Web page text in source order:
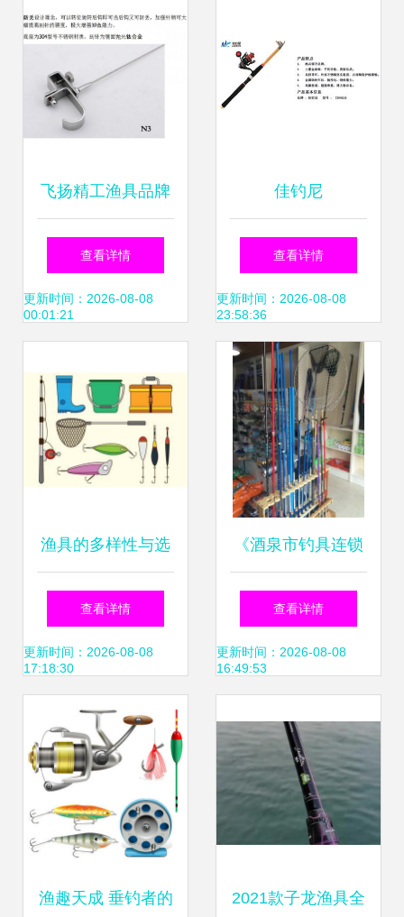
飞扬精工渔具品牌
怎么样？钓箱配件
口碑点评与分析
查看详情
更新时间：2026-08-08
00:01:21
佳钓尼
（JIADIAONI）
TDG006/TZ00624
碳素超轻钓鱼竿测
评 台钓竿与海竿的
性价比之选
查看详情
更新时间：2026-08-08
23:58:36
渔具的多样性与选
择指南
查看详情
更新时间：2026-08-08
17:18:30
《酒泉市钓具连锁
探索甘肃优质渔具
进货渠道》
查看详情
更新时间：2026-08-08
16:49:53
渔趣天成 垂钓者的 2021款子龙渔具全